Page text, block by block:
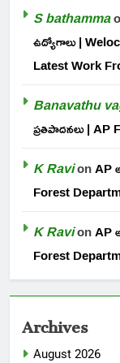
S bathamma
ఉద్యోగాలు |
Latest Work
Banavathu
ప్రతిపాదనలు |
K RavionAP
Forest
K RavionAP
Forest
Archives
August 2026